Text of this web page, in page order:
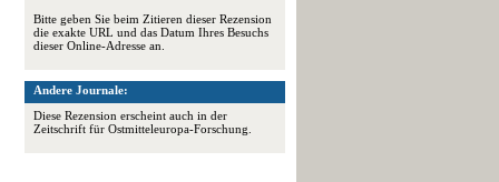
Bitte geben Sie beim Zitieren dieser Rezension
die exakte URL und das Datum Ihres Besuchs
dieser Online-Adresse an.
Andere Journale:
Diese Rezension erscheint auch in der
Zeitschrift für Ostmitteleuropa-Forschung.